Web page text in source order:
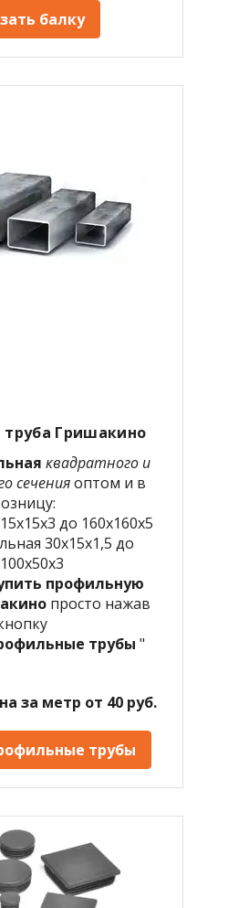
балку
Гришакино
квадратного и
сеченияоптом и в
до 160х160х5
30х15х1,5 до
100х50х3
профильную
просто нажав
трубы "
за метр от 40 руб.
трубы